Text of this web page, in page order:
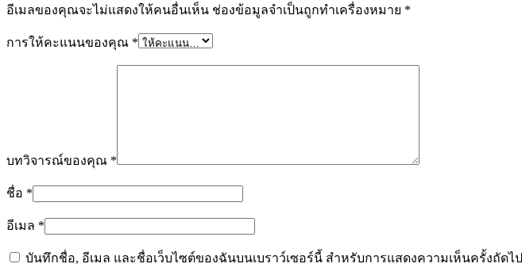
อีเมลของคุณจะไม่แสดงให้คนอื่นเห็น ช่องข้อมูลจำเป็นถูกทำเครื่องหมาย *
การให้คะแนนของคุณ *
บทวิจารณ์ของคุณ *
ชื่อ *
อีเมล *
บันทึกชื่อ, อีเมล และชื่อเว็บไซต์ของฉันบนเบราว์เซอร์นี้ สำหรับการแสดงความเห็นครั้งถัดไป